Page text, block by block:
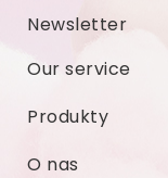
Newsletter
Our service
Produkty
O nas